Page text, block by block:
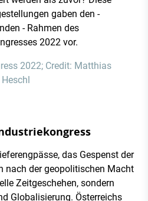
gaben den -
- Rahmen des
2022 vor.
2022; Credit: Matthias
Heschl
das Gespenst der
nach der geopolitischen Macht
Zeitgeschehen, sondern
Globalisierung. Österreichs